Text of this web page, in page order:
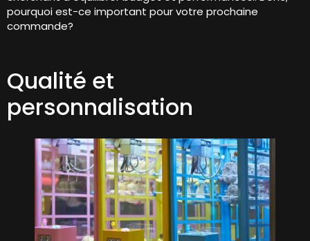
pourquoi est-ce important pour votre prochaine
commande?
Qualité et
personnalisation